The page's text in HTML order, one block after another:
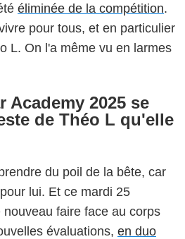
éliminée de la compétition.
pour tous, et en particulier
L. On l'a même vu en larmes
Academy 2025 se
de Théo L qu'elle
du poil de la bête, car
lui. Et ce mardi 25
faire face au corps
évaluations, en duo